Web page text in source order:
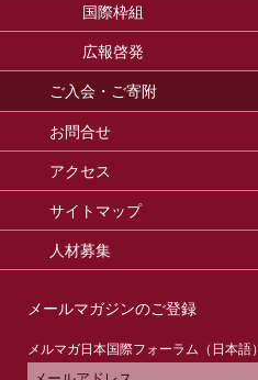
国際枠組
広報啓発
ご入会・ご寄附
お問合せ
アクセス
サイトマップ
人材募集
メールマガジンのご登録
メルマガ日本国際フォーラム（日本語）